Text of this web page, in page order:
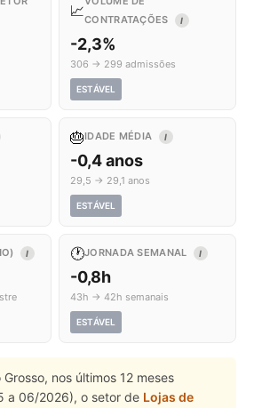
📈CONTRATAÇÕES
I
-2,3%
306 → 299 admissões
ESTÁVEL
🎂IDADE MÉDIA I
-0,4 anos
29,5 → 29,1 anos
ESTÁVEL
I 🕐JORNADA SEMANAL I
-0,8h
43h → 42h semanais
ESTÁVEL
nos últimos 12 meses
a 06/2026), o setor de Lojas de